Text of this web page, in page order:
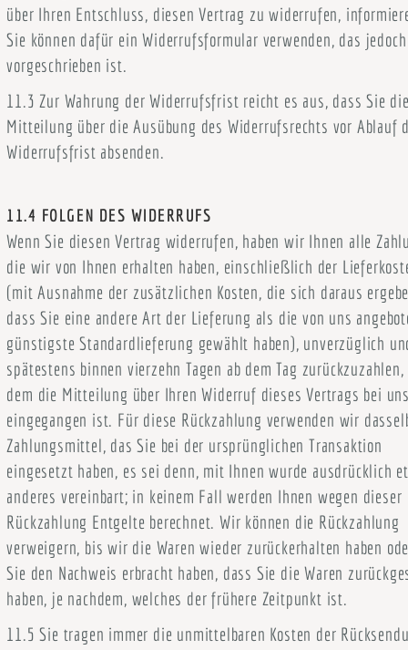
über Ihren Entschluss, diesen Vertrag zu widerrufen,
Sie können dafür ein Widerrufsformular verwenden, das
vorgeschrieben ist.
11.3 Zur Wahrung der Widerrufsfrist reicht es aus, dass Sie
Mitteilung über die Ausübung des Widerrufsrechts vor Ablauf
Widerrufsfrist absenden.
11.4 FOLGEN DES WIDERRUFS
Wenn Sie diesen Vertrag widerrufen, haben wir Ihnen alle
die wir von Ihnen erhalten haben, einschließlich der
(mit Ausnahme der zusätzlichen Kosten, die sich daraus
dass Sie eine andere Art der Lieferung als die von uns
günstigste Standardlieferung gewählt haben), unverzüglich
spätestens binnen vierzehn Tagen ab dem Tag zurückzuzahlen,
dem die Mitteilung über Ihren Widerruf dieses Vertrags bei
eingegangen ist. Für diese Rückzahlung verwenden wir
Zahlungsmittel, das Sie bei der ursprünglichen Transaktion
eingesetzt haben, es sei denn, mit Ihnen wurde ausdrücklich
anderes vereinbart; in keinem Fall werden Ihnen wegen dieser
Rückzahlung Entgelte berechnet. Wir können die Rückzahlung
verweigern, bis wir die Waren wieder zurückerhalten haben
Sie den Nachweis erbracht haben, dass Sie die Waren
haben, je nachdem, welches der frühere Zeitpunkt ist.
11.5 Sie tragen immer die unmittelbaren Kosten der